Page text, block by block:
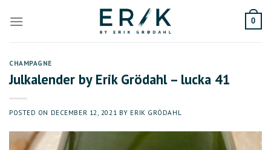
0
CHAMPAGNE
Julkalender by Erik Grödahl – lucka 41
POSTED ON DECEMBER 12, 2021 BY ERIK GRÖDAHL